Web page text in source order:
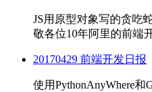
JS用原型对象写的贪吃
敬各位10年阿里的前端
20170429 前端开发日报
使用PythonAnyWhere